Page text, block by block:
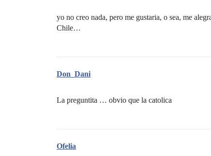
yo no creo nada, pero me gustaria, o sea, me
Chile…
Don_Dani
La preguntita … obvio que la catolica
Ofelia